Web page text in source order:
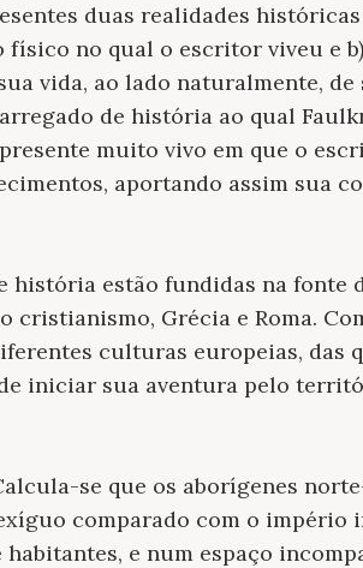
duas realidades
físico no qual o escritor viveu e
vida, ao lado naturalmente, de
de história ao qual
muito vivo em que o
aportando assim sua
história estão fundidas na fonte
Grécia e Roma.
culturas europeias, das
iniciar sua aventura pelo
se que os aborígenes
comparado com o império
e num espaço